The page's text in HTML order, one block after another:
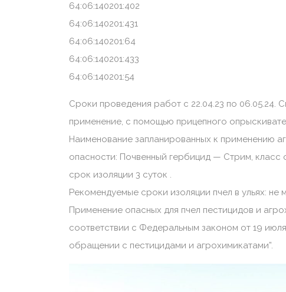
64:06:140201:402
64:06:140201:431
64:06:140201:64
64:06:140201:433
64:06:140201:54
Сроки проведения работ с 22.04.23 по 06.05.24.
применение, с помощью прицепного
Наименование запланированных к применению
опасности: Почвенный гербицид — Стрим, класс
срок изоляции 3 суток .
Рекомендуемые сроки изоляции пчел в ульях: не
Применение опасных для пчел пестицидов и
соответствии с Федеральным законом от 19
обращении с пестицидами и агрохимикатами”.